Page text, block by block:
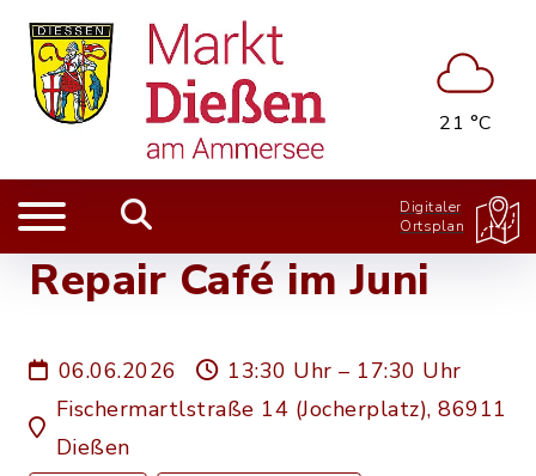
21 °C
Digitaler
Ortsplan
Repair Café im Juni
06.06.2026
13:30 Uhr – 17:30 Uhr
Fischermartlstraße 14 (Jocherplatz), 86911
Dießen